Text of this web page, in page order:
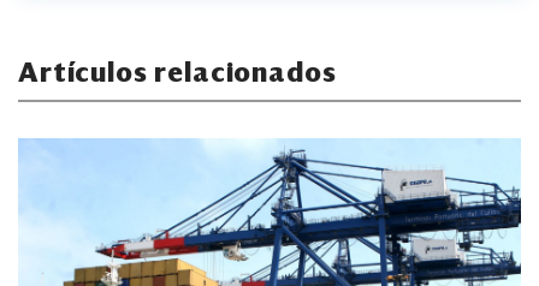
Artículos relacionados